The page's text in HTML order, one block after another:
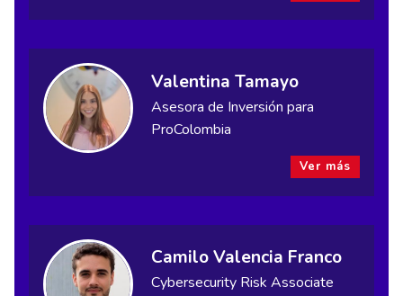
Valentina Tamayo
Asesora de Inversión para
ProColombia
Ver más
Camilo Valencia Franco
Cybersecurity Risk Associate